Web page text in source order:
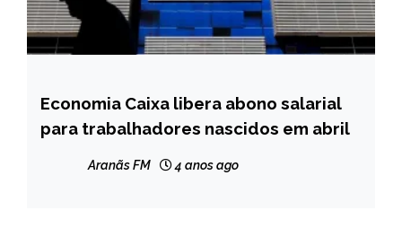
BRASIL
NOTÍCIAS
Economia Caixa libera abono salarial
para trabalhadores nascidos em abril
Aranãs FM 4 anos ago